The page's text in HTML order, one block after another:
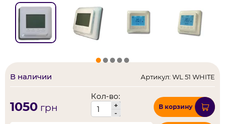
В наличии Артикул: WL 51 WHITE
1050 грн
Кол-во:
+
-
В корзину